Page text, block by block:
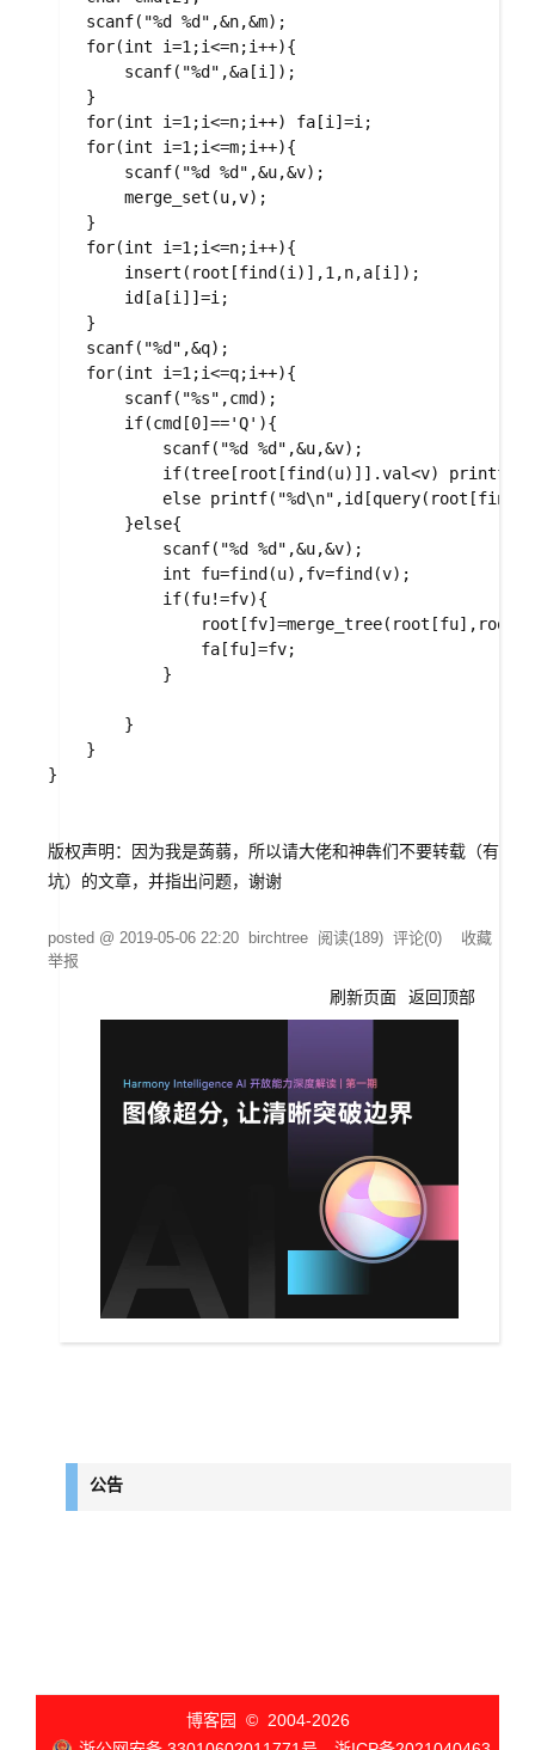
    scanf("%d %d",&n,&m);
    for(int i=1;i<=n;i++){
        scanf("%d",&a[i]);
    }
    for(int i=1;i<=n;i++) fa[i]=i;
    for(int i=1;i<=m;i++){
        scanf("%d %d",&u,&v);
        merge_set(u,v);
    }
    for(int i=1;i<=n;i++){
        insert(root[find(i)],1,n,a[i]);
        id[a[i]]=i;
    }
    scanf("%d",&q);
    for(int i=1;i<=q;i++){
        scanf("%s",cmd);
        if(cmd[0]=='Q'){
            scanf("%d %d",&u,&v);
if(tree[root[find(u)]].val<v)
else
        }else{
            scanf("%d %d",&u,&v);
            int fu=find(u),fv=find(v);
            if(fu!=fv){
                fa[fu]=fv;
            }
        }
    }
}
版权声明：因为我是蒟蒻，所以请大佬和神犇们不要转载（有
坑）的文章，并指出问题，谢谢
posted @ 2019-05-06 22:20 birchtree 阅读(189) 评论(0) 收藏
举报
刷新页面 返回顶部
公告
博客园
© 2004-2026